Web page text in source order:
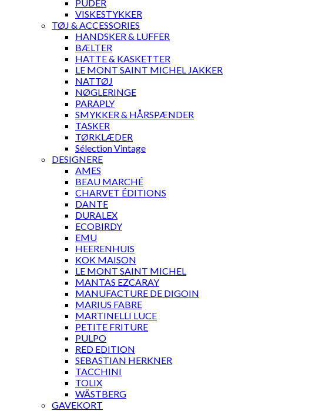
PUDER
VISKESTYKKER
TØJ & ACCESSORIES
HANDSKER & LUFFER
BÆLTER
HATTE & KASKETTER
LE MONT SAINT MICHEL JAKKER
NATTØJ
NØGLERINGE
PARAPLY
SMYKKER & HÅRSPÆNDER
TASKER
TØRKLÆDER
Sélection Vintage
DESIGNERE
AMES
BEAU MARCHÉ
CHARVET ÉDITIONS
DANTE
DURALEX
ECOBIRDY
EMU
HEERENHUIS
KOK MAISON
LE MONT SAINT MICHEL
MANTAS EZCARAY
MANUFACTURE DE DIGOIN
MARIUS FABRE
MARTINELLI LUCE
PETITE FRITURE
PULPO
RED EDITION
SEBASTIAN HERKNER
TACCHINI
TOLIX
WÄSTBERG
GAVEKORT